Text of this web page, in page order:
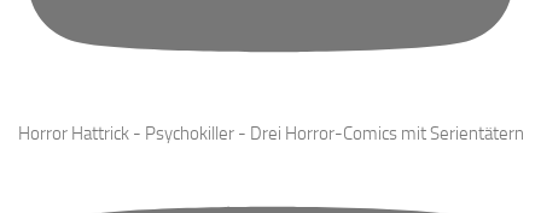
Horror Hattrick - Psychokiller - Drei Horror-Comics mit Serientätern